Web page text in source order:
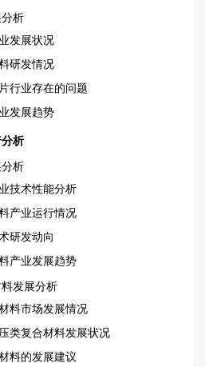
析
展状况
发情况
业存在的问题
展趋势
析
析
术性能分析
业运行情况
发动向
业发展趋势
发展分析
市场发展情况
合材料发展状况
的发展建议